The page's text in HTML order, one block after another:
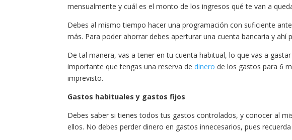
mensualmente y cuál es el monto de los ingresos qué te van a
Debes al mismo tiempo hacer una programación con suficiente
más. Para poder ahorrar debes aperturar una cuenta bancaria y ahí
De tal manera, vas a tener en tu cuenta habitual, lo que vas a
importante que tengas una reserva dedinero de los gastos para 6
imprevisto.
Gastos habituales y gastos fijos
Debes saber si tienes todos tus gastos controlados, y conocer al
ellos. No debes perder dinero en gastos innecesarios, pues